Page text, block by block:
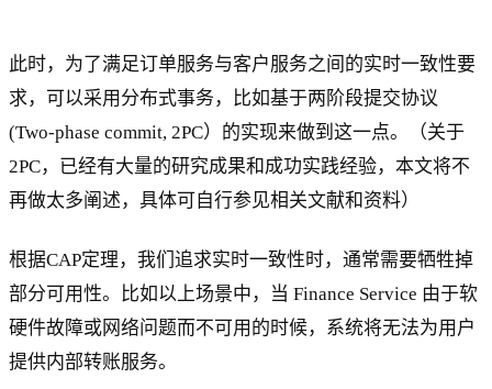
此时，为了满足订单服务与客户服务之间的实时一致性要
求，可以采用分布式事务，比如基于两阶段提交协议
(Two-phase commit, 2PC）的实现来做到这一点。（关于
2PC，已经有大量的研究成果和成功实践经验，本文将不
再做太多阐述，具体可自行参见相关文献和资料）
根据CAP定理，我们追求实时一致性时，通常需要牺牲掉
部分可用性。比如以上场景中，当 Finance Service 由于软
硬件故障或网络问题而不可用的时候，系统将无法为用户
提供内部转账服务。